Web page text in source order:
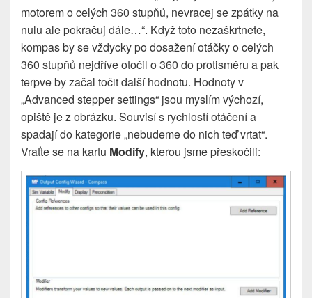
motorem o celých 360 stupňů, nevracej se zpátky na
nulu ale pokračuj dále…“. Když toto nezaškrtnete,
kompas by se vždycky po dosažení otáčky o celých
360 stupňů nejdříve otočil o 360 do protisměru a pak
terpve by začal točit další hodnotu. Hodnoty v
„Advanced stepper settings“ jsou myslím výchozí,
opiště je z obrázku. Souvisí s rychlostí otáčení a
spadají do kategorie „nebudeme do nich teď vrtat“.
Vraťte se na kartu Modify, kterou jsme přeskočili: